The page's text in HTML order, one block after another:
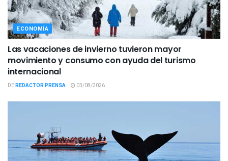
ECONOMÍA
Las vacaciones de invierno tuvieron mayor
movimiento y consumo con ayuda del turismo
internacional
DEREDACTOR PRENSA 03/08/2026